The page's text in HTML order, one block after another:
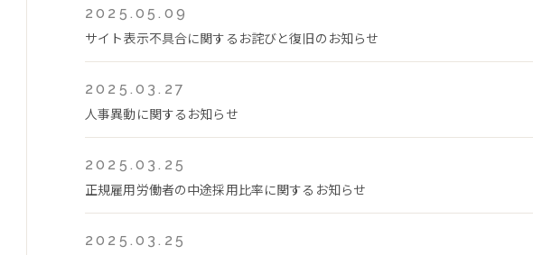
2025.05.09
サイト表示不具合に関するお詫びと復旧のお知らせ
2025.03.27
人事異動に関するお知らせ
2025.03.25
正規雇用労働者の中途採用比率に関するお知らせ
2025.03.25